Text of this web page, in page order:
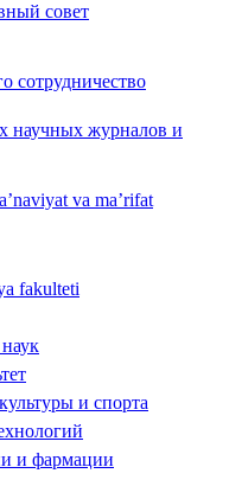
совет
сотрудничество
научных журналов и
va ma’rifat
fakulteti
и спорта
и фармации